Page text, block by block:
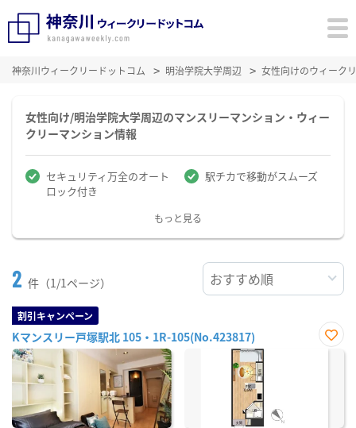
神奈川ウィークリードットコム 明治学院大学周辺 女性向けのウィーク
女性向け/明治学院大学周辺のマンスリーマンション・ウィー
クリーマンション情報
セキュリティ万全のオート
ロック付き
駅チカで移動がスムーズ
もっと見る
2 件（1/1ページ）
割引キャンペーン
Kマンスリー戸塚駅北 105・1R-105(No.423817)
お気